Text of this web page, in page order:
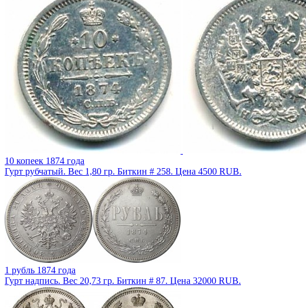
10 копеек 1874 года
Гурт рубчатый. Вес 1,80 гр. Биткин # 258. Цена 4500 RUB.
1 рубль 1874 года
Гурт надпись. Вес 20,73 гр. Биткин # 87. Цена 32000 RUB.